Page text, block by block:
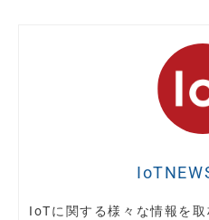
IoTに関する様々な情報を